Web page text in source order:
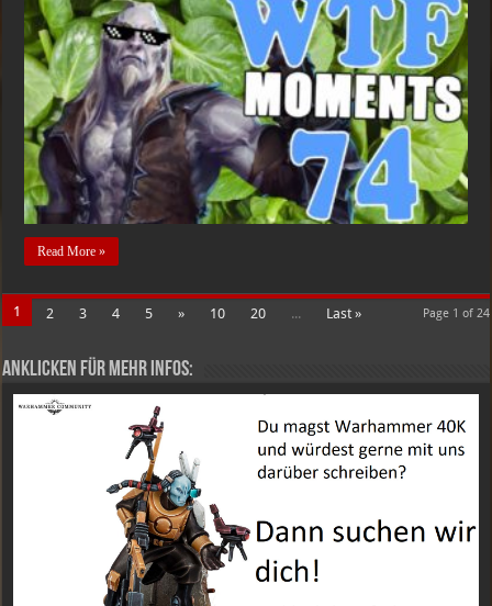
The
Storm
WTF
Moments
Ep.74
Read More »
Page 1 of 24
1 2 3 4 5 » 10 20 ... Last »
Anklicken für mehr Infos: